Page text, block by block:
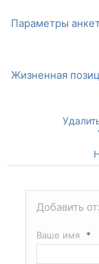
Параметры
Жизненная
Добавить
Ваше имя *